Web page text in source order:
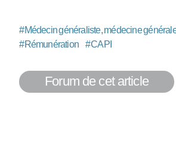
#Médecin généraliste, médecine
#Rémunération #CAPI
Forum de cet article